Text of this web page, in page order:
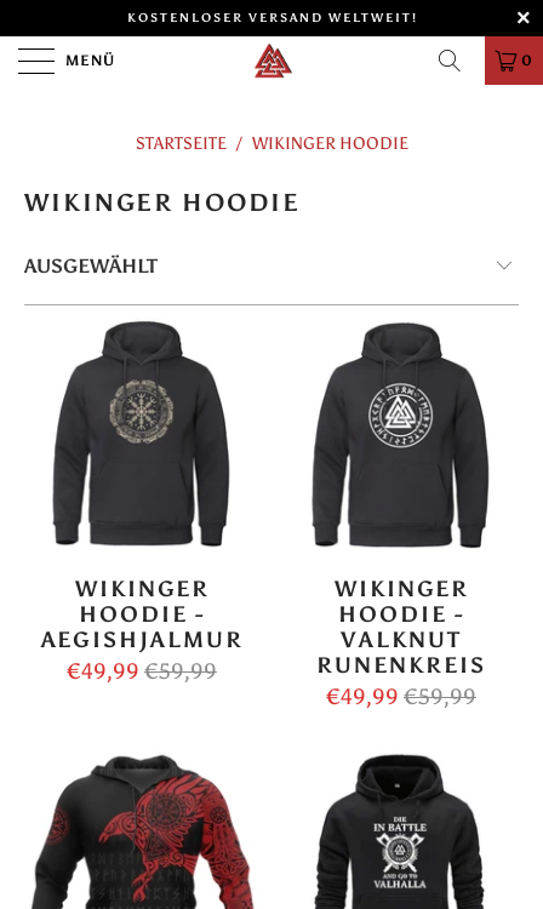
KOSTENLOSER VERSAND WELTWEIT!
MENÜ 0
STARTSEITE / WIKINGER HOODIE
WIKINGER HOODIE
WIKINGER
HOODIE -
AEGISHJALMUR
€49,99 €59,99
WIKINGER
HOODIE -
VALKNUT
RUNENKREIS
€49,99 €59,99